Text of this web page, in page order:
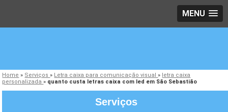
MENU
Home » Serviços» Letra caixa para comunicação visual» letra caixa
personalizada» quanto custa letras caixa com led em São Sebastião
Serviços